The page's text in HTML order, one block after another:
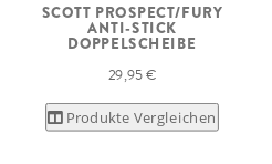
SCOTT PROSPECT/FURY
ANTI-STICK
DOPPELSCHEIBE
29,95 €
Produkte Vergleichen